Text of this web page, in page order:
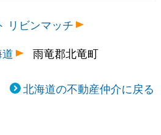
リビンマッチ
雨竜郡北竜町
北海道の不動産仲介に戻る